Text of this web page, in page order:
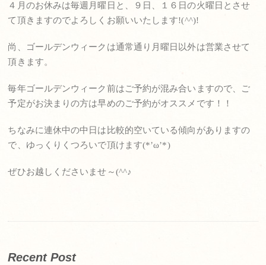
４月のお休みは毎週月曜日と、９日、１６日の火曜日とさせ
て頂きますのでよろしくお願いいたします!(^^)!
尚、ゴールデンウィークは通常通り月曜日以外は営業させて
頂きます。
毎年ゴールデンウィーク前はご予約が混み合いますので、ご
予定がお決まりの方は早めのご予約がオススメです！！
ちなみに連休中の中日は比較的空いている傾向がありますの
で、ゆっくりくつろいで頂けます(*’ω’*)
ぜひお越しくださいませ～(^^♪
Recent Post